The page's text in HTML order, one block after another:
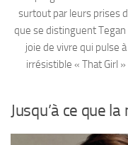
surtout par leurs prises
que se distinguent Tegan
joie de vivre qui pulse
irrésistible « That Girl
Jusqu’à ce que